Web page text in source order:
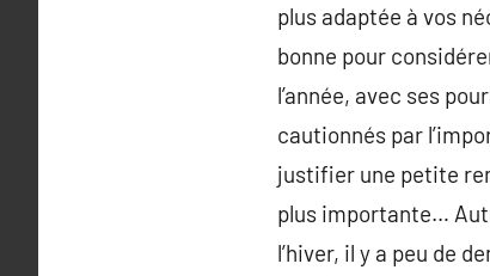
plus adaptée à vos
bonne pour
l’année, avec ses
cautionnés par
justifier une petite
plus importante…
l’hiver, il y a peu de